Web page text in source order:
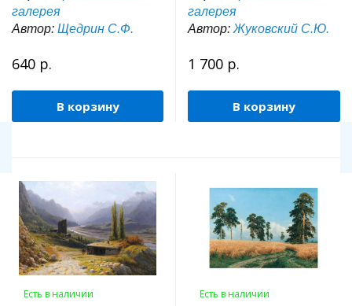
галерея
Автор: Щедрин С.Ф.
640 р.
В корзину
галерея
Автор: Жуковский С.Ю.
1 700 р.
В корзину
Есть в наличии Есть в наличии